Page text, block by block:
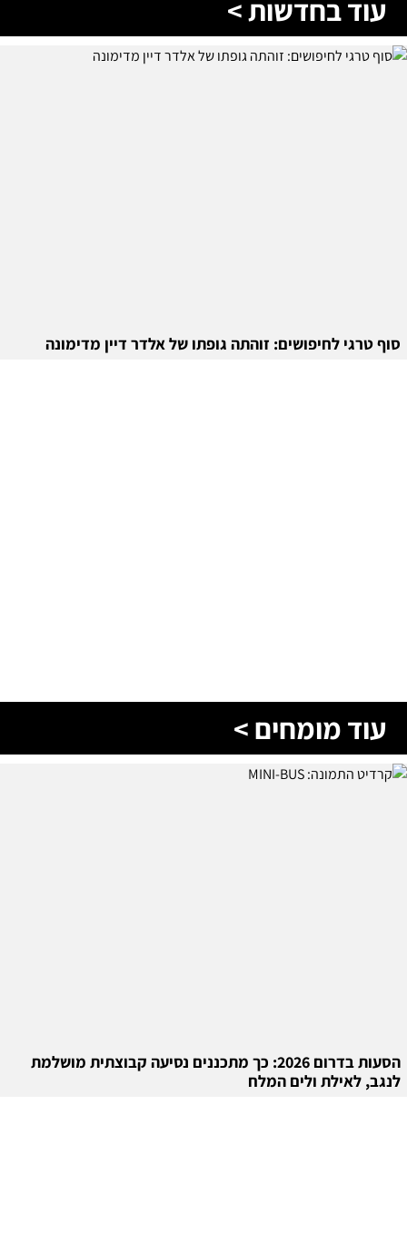
עוד בחדשות >
סוף טרגי לחיפושים: זוהתה גופתו של אלדר דיין מדימונה
עוד מומחים >
הסעות בדרום 2026: כך מתכננים נסיעה קבוצתית מושלמת
לנגב, לאילת ולים המלח